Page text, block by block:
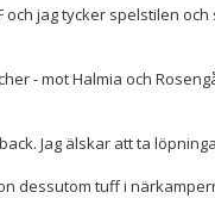
och jag tycker spelstilen
- mot Halmia och
Jag älskar att ta
dessutom tuff i